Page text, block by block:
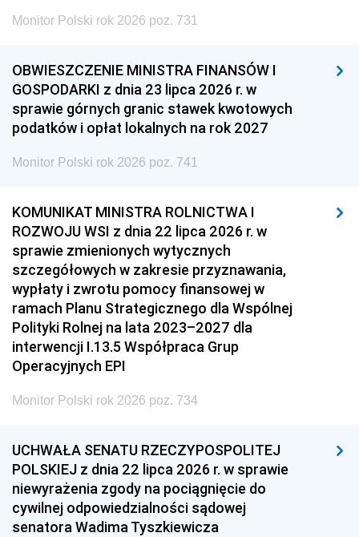
Monitor Polski rok 2026 poz. 731
OBWIESZCZENIE MINISTRA FINANSÓW I
GOSPODARKI z dnia 23 lipca 2026 r. w
sprawie górnych granic stawek kwotowych
podatków i opłat lokalnych na rok 2027
Monitor Polski rok 2026 poz. 741
KOMUNIKAT MINISTRA ROLNICTWA I
ROZWOJU WSI z dnia 22 lipca 2026 r. w
sprawie zmienionych wytycznych
szczegółowych w zakresie przyznawania,
wypłaty i zwrotu pomocy finansowej w
ramach Planu Strategicznego dla Wspólnej
Polityki Rolnej na lata 2023–2027 dla
interwencji I.13.5 Współpraca Grup
Operacyjnych EPI
Monitor Polski rok 2026 poz. 734
UCHWAŁA SENATU RZECZYPOSPOLITEJ
POLSKIEJ z dnia 22 lipca 2026 r. w sprawie
niewyrażenia zgody na pociągnięcie do
cywilnej odpowiedzialności sądowej
senatora Wadima Tyszkiewicza